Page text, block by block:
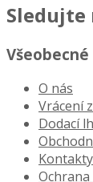
Sledujte
O nás
Vrácení
Dodací
Kontakty